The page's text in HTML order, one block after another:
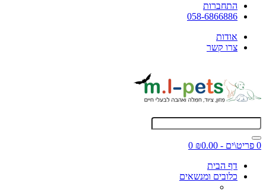
התחברות
058-6866886
אודות
צרו קשר
0 פריט\ים - ₪0.00
0
דף הבית
כלובים ומנשאים